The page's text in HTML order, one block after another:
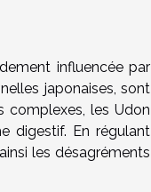
influencée par
japonaises, sont
complexes, les Udon
digestif. En régulant
les désagréments